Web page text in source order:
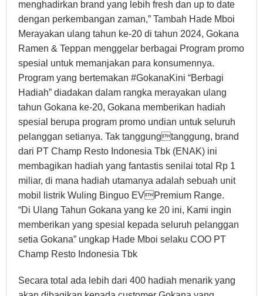
menghadirkan brand yang lebih fresh dan up to date
dengan perkembangan zaman,” Tambah Hade Mboi
Merayakan ulang tahun ke-20 di tahun 2024, Gokana
Ramen & Teppan menggelar berbagai Program promo
spesial untuk memanjakan para konsumennya.
Program yang bertemakan #GokanaKini “Berbagi
Hadiah” diadakan dalam rangka merayakan ulang
tahun Gokana ke-20, Gokana memberikan hadiah
spesial berupa program promo undian untuk seluruh
pelanggan setianya. Tak tanggungtanggung, brand
dari PT Champ Resto Indonesia Tbk (ENAK) ini
membagikan hadiah yang fantastis senilai total Rp 1
miliar, di mana hadiah utamanya adalah sebuah unit
mobil listrik Wuling Binguo EVPremium Range.
“Di Ulang Tahun Gokana yang ke 20 ini, Kami ingin
memberikan yang spesial kepada seluruh pelanggan
setia Gokana” ungkap Hade Mboi selaku COO PT
Champ Resto Indonesia Tbk
Secara total ada lebih dari 400 hadiah menarik yang